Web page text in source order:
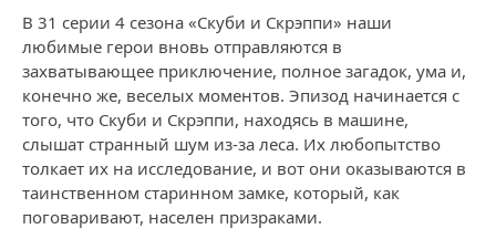
В 31 серии 4 сезона «Скуби и Скрэппи» наши
любимые герои вновь отправляются в
захватывающее приключение, полное загадок, ума и,
конечно же, веселых моментов. Эпизод начинается с
того, что Скуби и Скрэппи, находясь в машине,
слышат странный шум из-за леса. Их любопытство
толкает их на исследование, и вот они оказываются в
таинственном старинном замке, который, как
поговаривают, населен призраками.